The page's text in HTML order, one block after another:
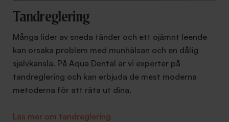
Tandreglering
Många lider av sneda tänder och ett ojämnt leende
kan orsaka problem med munhälsan och en dålig
självkänsla. På Aqua Dental är vi experter på
tandreglering och kan erbjuda de mest moderna
metoderna för att räta ut dina.
Läs mer om tandreglering